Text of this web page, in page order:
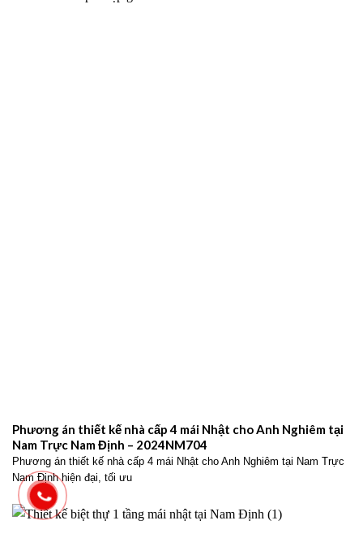
Phương án thiết kế nhà cấp 4 mái Nhật cho Anh Nghiêm tại
Nam Trực Nam Định – 2024NM704
Phương án thiết kế nhà cấp 4 mái Nhật cho Anh Nghiêm tại Nam Trực
Nam Định hiện đại, tối ưu